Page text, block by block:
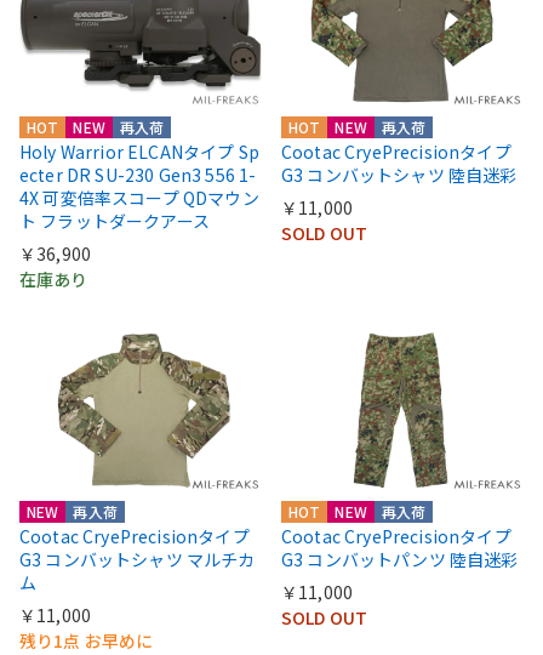
HOT NEW 再入荷
Holy Warrior ELCANタイプ Sp
ecter DR SU-230 Gen3 556 1-
4X 可変倍率スコープ QDマウン
ト フラットダークアース
￥36,900
在庫あり
HOT NEW 再入荷
Cootac CryePrecisionタイプ
G3 コンバットシャツ 陸自迷彩
￥11,000
SOLD OUT
NEW 再入荷
Cootac CryePrecisionタイプ
G3 コンバットシャツ マルチカ
ム
￥11,000
残り1点 お早めに
HOT NEW 再入荷
Cootac CryePrecisionタイプ
G3 コンバットパンツ 陸自迷彩
￥11,000
SOLD OUT